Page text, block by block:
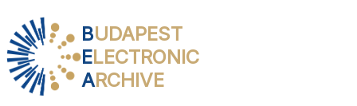
BUDAPEST
ELECTRONIC
ARCHIVE